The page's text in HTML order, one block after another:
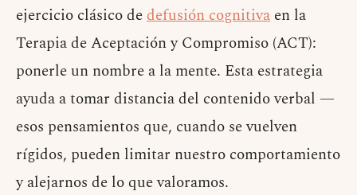
ejercicio clásico dedefusión cognitiva en la
Terapia de Aceptación y Compromiso (ACT):
ponerle un nombre a la mente. Esta estrategia
ayuda a tomar distancia del contenido verbal —
esos pensamientos que, cuando se vuelven
rígidos, pueden limitar nuestro comportamiento
y alejarnos de lo que valoramos.